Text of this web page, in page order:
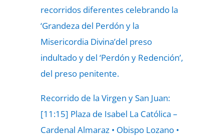
recorridos diferentes celebrando la
‘Grandeza del Perdón y la
Misericordia Divina’del preso
indultado y del ‘Perdón y Redención’,
del preso penitente.
Recorrido de la Virgen y San Juan:
[11:15] Plaza de Isabel La Católica –
Cardenal Almaraz • Obispo Lozano •